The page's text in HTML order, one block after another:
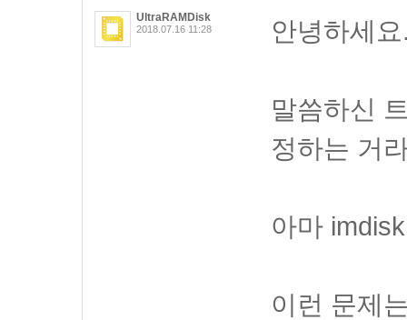
UltraRAMDisk
2018.07.16 11:28 안녕하세
말씀하신
정하는 거
아마
이런 문제